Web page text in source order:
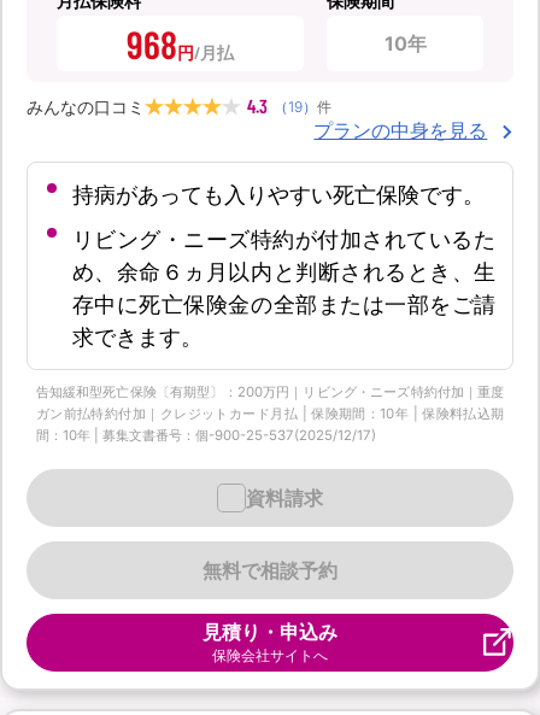
968円 10年
みんなの口コミ 4.3 （ 19） 件
プランの中身を見る
持病があっても入りやすい死亡保険です。
リビング・ニーズ特約が付加されているた
め、余命６ヵ月以内と判断されるとき、生
存中に死亡保険金の全部または一部をご請
求できます。
告知緩和型死亡保険〔有期型〕：200万円｜リビング・ニーズ特約付加｜重度
ガン前払特約付加｜クレジットカード月払 | 保険期間：10年 | 保険料払込期
間：10年 | 募集文書番号：個-900-25-537(2025/12/17)
無料で相談予約
資料請求
見積り・申込み
保険会社サイトへ